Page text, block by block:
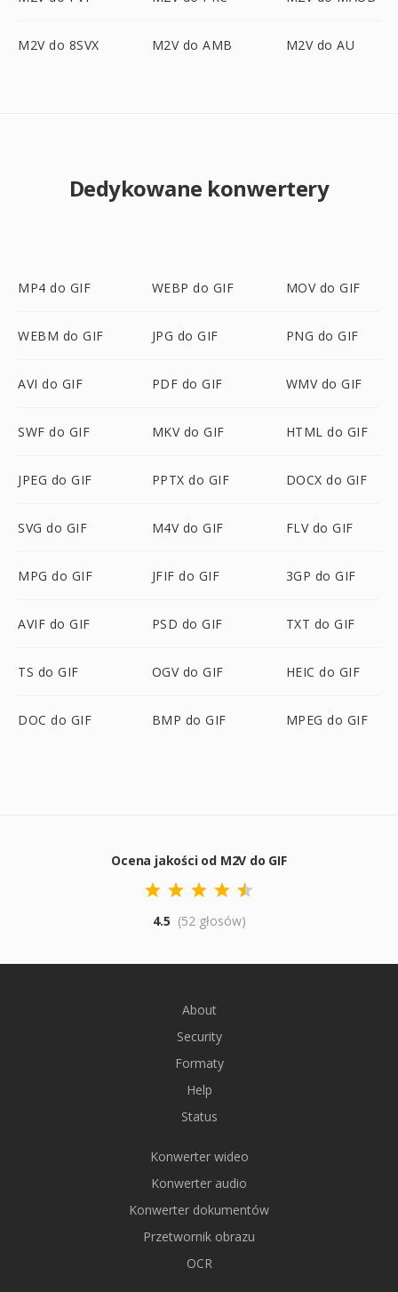
M2V do 8SVX M2V do AMB M2V do AU
Dedykowane konwertery
MP4 do GIF WEBP do GIF MOV do GIF
WEBM do GIF JPG do GIF PNG do GIF
AVI do GIF PDF do GIF WMV do GIF
SWF do GIF MKV do GIF HTML do GIF
JPEG do GIF PPTX do GIF DOCX do GIF
SVG do GIF M4V do GIF FLV do GIF
MPG do GIF JFIF do GIF 3GP do GIF
AVIF do GIF PSD do GIF TXT do GIF
TS do GIF OGV do GIF HEIC do GIF
DOC do GIF BMP do GIF MPEG do GIF
Ocena jakości od M2V do GIF
4.5 (52 głosów)
About
Security
Formaty
Help
Status
Konwerter wideo
Konwerter audio
Konwerter dokumentów
Przetwornik obrazu
OCR